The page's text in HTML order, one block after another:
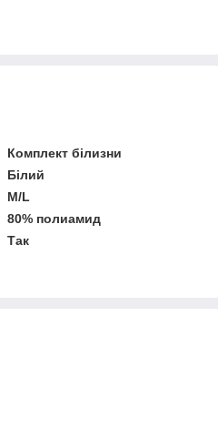
Комплект білизни
Білий
M/L
80% полиамид
Так